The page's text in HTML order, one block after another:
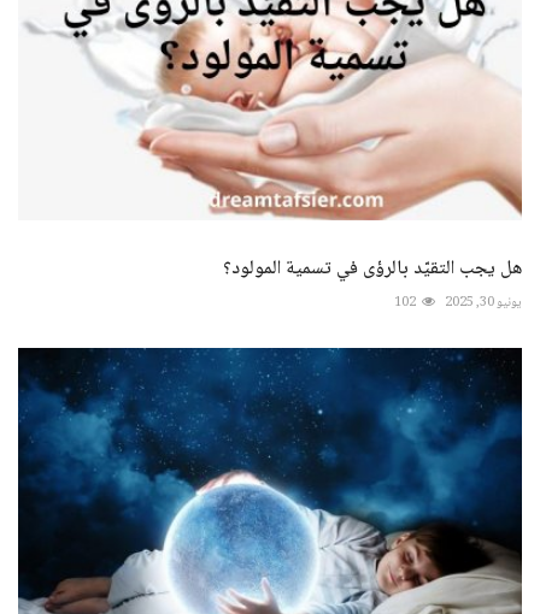
هل يجب التقيّد بالرؤى في تسمية المولود؟
يونيو 30, 2025 102